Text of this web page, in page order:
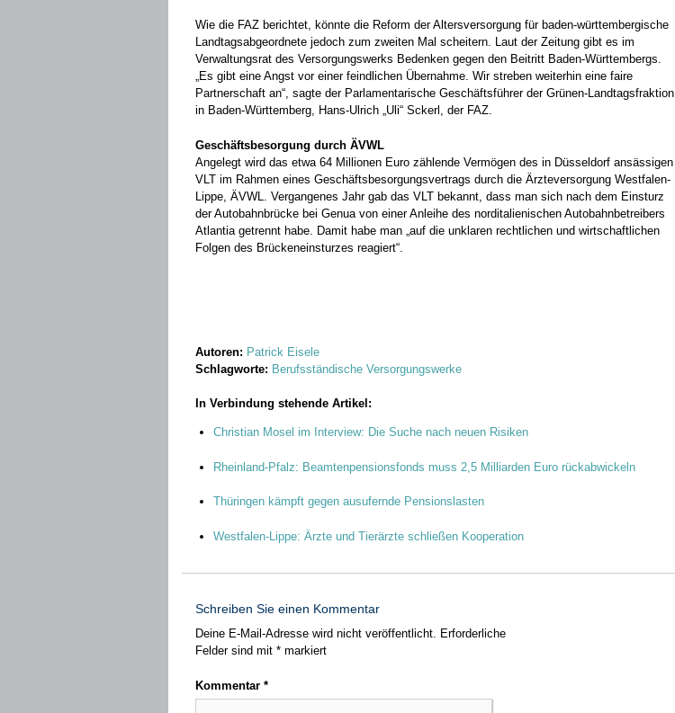
Wie die FAZ berichtet, könnte die Reform der Altersversorgung für baden-württembergische
Landtagsabgeordnete jedoch zum zweiten Mal scheitern. Laut der Zeitung gibt es im
Verwaltungsrat des Versorgungswerks Bedenken gegen den Beitritt Baden-Württembergs.
„Es gibt eine Angst vor einer feindlichen Übernahme. Wir streben weiterhin eine faire
Partnerschaft an“, sagte der Parlamentarische Geschäftsführer der Grünen-Landtagsfraktion
in Baden-Württemberg, Hans-Ulrich „Uli“ Sckerl, der FAZ.
Geschäftsbesorgung durch ÄVWL
Angelegt wird das etwa 64 Millionen Euro zählende Vermögen des in Düsseldorf ansässigen
VLT im Rahmen eines Geschäftsbesorgungsvertrags durch die Ärzteversorgung Westfalen-
Lippe, ÄVWL. Vergangenes Jahr gab das VLT bekannt, dass man sich nach dem Einsturz
der Autobahnbrücke bei Genua von einer Anleihe des norditalienischen Autobahnbetreibers
Atlantia getrennt habe. Damit habe man „auf die unklaren rechtlichen und wirtschaftlichen
Folgen des Brückeneinsturzes reagiert“.
Autoren: Patrick Eisele
Schlagworte: Berufsständische Versorgungswerke
In Verbindung stehende Artikel:
Christian Mosel im Interview: Die Suche nach neuen Risiken
Rheinland-Pfalz: Beamtenpensionsfonds muss 2,5 Milliarden Euro rückabwickeln
Thüringen kämpft gegen ausufernde Pensionslasten
Westfalen-Lippe: Ärzte und Tierärzte schließen Kooperation
Schreiben Sie einen Kommentar
Deine E-Mail-Adresse wird nicht veröffentlicht. Erforderliche
Felder sind mit * markiert
Kommentar *